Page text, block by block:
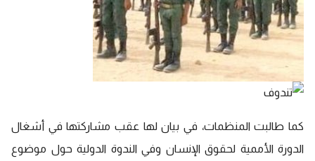
كما طالبت المنظمات، في بيان لها عقب مشاركتها في أشغال
الدورة الأممية لحقوق الإنسان وفي الندوة الدولية حول موضوع